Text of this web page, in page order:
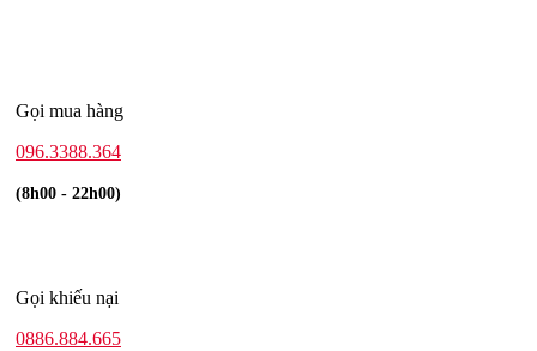
Gọi mua hàng
096.3388.364
(8h00 - 22h00)
Gọi khiếu nại
0886.884.665